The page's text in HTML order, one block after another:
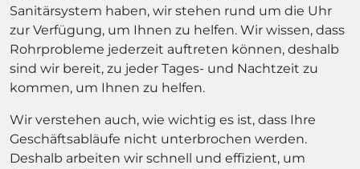
Sanitärsystem haben, wir stehen rund um die Uhr
zur Verfügung, um Ihnen zu helfen. Wir wissen, dass
Rohrprobleme jederzeit auftreten können, deshalb
sind wir bereit, zu jeder Tages- und Nachtzeit zu
kommen, um Ihnen zu helfen.
Wir verstehen auch, wie wichtig es ist, dass Ihre
Geschäftsabläufe nicht unterbrochen werden.
Deshalb arbeiten wir schnell und effizient, um